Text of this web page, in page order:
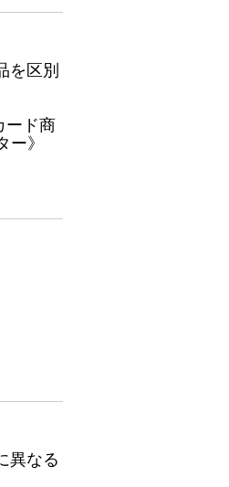
を区別
ード商
》
異なる